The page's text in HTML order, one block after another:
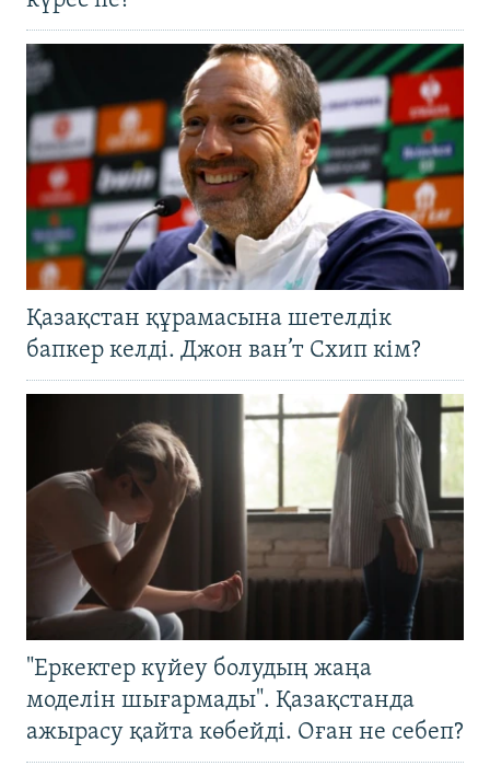
Қазақстан құрамасына шетелдік
бапкер келді. Джон ван’т Схип кім?
"Еркектер күйеу болудың жаңа
моделін шығармады". Қазақстанда
ажырасу қайта көбейді. Оған не себеп?